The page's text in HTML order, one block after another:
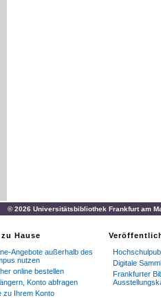
© 2026 Universitätsbibliothek Frankfurt am
zu Hause
Angebote außerhalb des
nutzen
online bestellen
Konto abfragen
zu Ihrem Konto
Digitale
Frankfurter